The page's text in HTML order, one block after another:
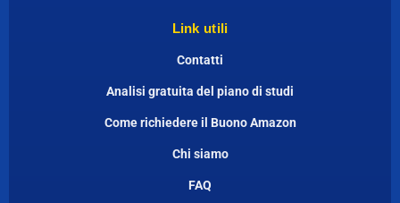
Link utili
Contatti
Analisi gratuita del piano di studi
Come richiedere il Buono Amazon
Chi siamo
FAQ